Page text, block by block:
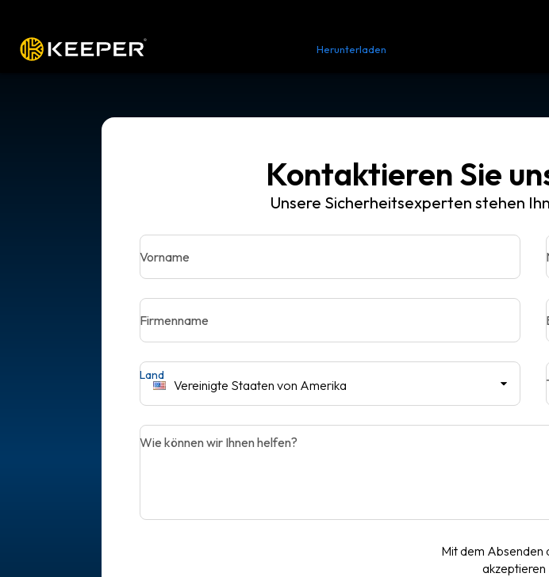
Herunterladen
Kontaktieren Sie
Unsere Sicherheitsexperten stehen
Vorname
Firmenname
Vereinigte Staaten von Amerika
Land
Wie können wir Ihnen helfen?
Mit dem Absenden
akzeptieren